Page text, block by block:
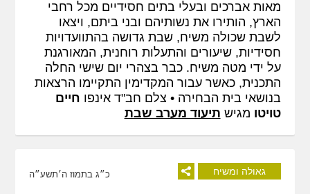
מאות אברכים ובעלי בתים חסידיים מכל רחבי
הארץ, הותירו את נשותיהם ובני ביתם, ויצאו
לשבת שכולה משיח, שבת גדושה בהתוועדויות
חסידיות, שיעורים והתעלות רוחנית, המאורגנת
על ידי מטה משיח. כבר בצהרי יום שישי החלה
התכנית, כאשר עבור המקדימין התקיימו הרצאות
בנושאי בית הבחירה • צלם חב"ד אינפו חיים
טויטו מגיש תיעוד מערב שבת
גאולה ומשיח כ״ג בתמוז ה׳תשע״ה